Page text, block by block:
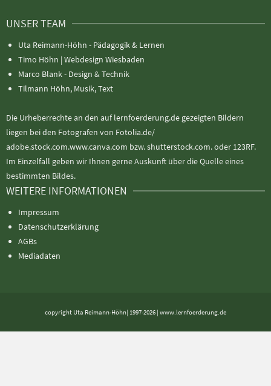
UNSER TEAM
Uta Reimann-Höhn - Pädagogik & Lernen
Timo Höhn | Webdesign Wiesbaden
Marco Blank - Design & Technik
Tilmann Höhn, Musik, Text
Die Urheberrechte an den auf lernfoerderung.de gezeigten Bildern
liegen bei den Fotografen von Fotolia.de/
adobe.stock.com.www.canva.com bzw. shutterstock.com. oder 123RF.
Im Einzelfall geben wir Ihnen gerne Auskunft über die Quelle eines
bestimmten Bildes.
WEITERE INFORMATIONEN
Impressum
Datenschutzerklärung
AGBs
Mediadaten
copyright Uta Reimann-Höhn| 1997-2026 | www.lernfoerderung.de